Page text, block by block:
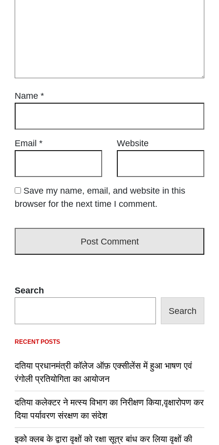
Name *
Email * Website
Save my name, email, and website in this
browser for the next time I comment.
Search
Search
RECENT POSTS
दतिया प्रधानमंत्री कॉलेज ऑफ़ एक्सीलेंस में हुआ भाषण एवं
रंगोली प्रतियोगिता का आयोजन
दतिया कलेक्टर ने मत्स्य विभाग का निरीक्षण किया,वृक्षारोपण कर
दिया पर्यावरण संरक्षण का संदेश
इको क्लब के द्वारा वृक्षों को रक्षा सूत्र बांध कर लिया वृक्षों की